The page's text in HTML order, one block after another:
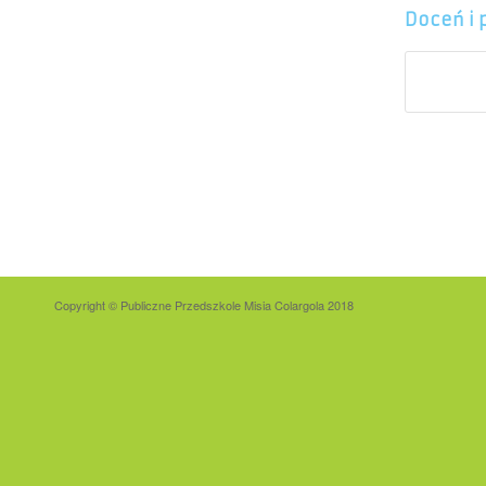
Doceń i
Copyright © Publiczne Przedszkole Misia Colargola 2018